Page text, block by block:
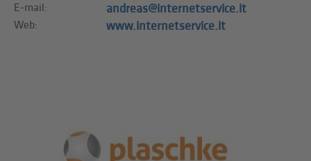
E-mail:
andreas@internetservice.it
Web: www.internetservice.it